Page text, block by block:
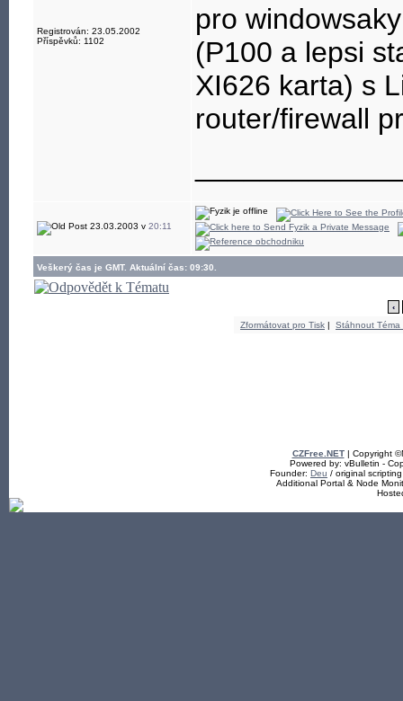
Registrován: 23.05.2002
Příspěvků: 1102
pro
(P100 a lepsi
XI626 karta) s
router/firewall
23.03.2003 v 20:11
Veškerý čas je GMT. Aktuální čas: 09:30.
‹
Zformátovat pro Tisk | Stáhnout Téma
CZFree.NET| Copyright
Powered by: vBulletin -
Founder: Deu / original
Additional Portal & Node